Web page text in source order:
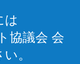
は
協議会 会
。